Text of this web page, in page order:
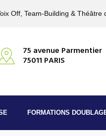
Off, Team-Building & Théâtre
75 avenue Parmentier
75011 PARIS
FORMATIONS